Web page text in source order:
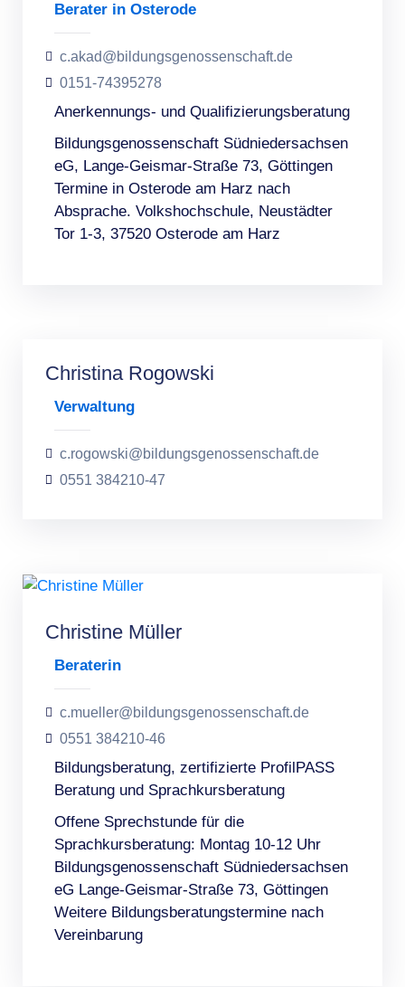
Berater in Osterode
c.akad@bildungsgenossenschaft.de
0151-74395278
Anerkennungs- und Qualifizierungsberatung
Bildungsgenossenschaft Südniedersachsen
eG, Lange-Geismar-Straße 73, Göttingen
Termine in Osterode am Harz nach
Absprache. Volkshochschule, Neustädter
Tor 1-3, 37520 Osterode am Harz
Christina Rogowski
Verwaltung
c.rogowski@bildungsgenossenschaft.de
0551 384210-47
Christine Müller
Beraterin
c.mueller@bildungsgenossenschaft.de
0551 384210-46
Bildungsberatung, zertifizierte ProfilPASS
Beratung und Sprachkursberatung
Offene Sprechstunde für die
Sprachkursberatung: Montag 10-12 Uhr
Bildungsgenossenschaft Südniedersachsen
eG Lange-Geismar-Straße 73, Göttingen
Weitere Bildungsberatungstermine nach
Vereinbarung